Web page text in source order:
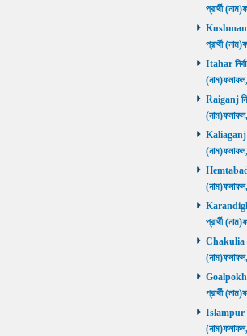
প্রার্থী
প্রার্থী
Itahar
Raiganj
Kaliaganj
Hemtabad
Karandighi
প্রার্থী
Chakulia
প্রার্থী
Islampur